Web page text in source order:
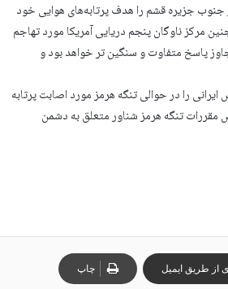
جنوب جزیره قشم را هدف پرتابه‌های هوایی خود
مرکز ناوگان پنجم دریایی آمریکا مورد تهاجم
پاسخ متفاوت و سنگین تر خواهد بود و
را در حوالی تنگه هرمز مورد اصابت پرتابه
مقررات تنگه هرمز شناور متعلق به دشمن
از طریق ایمیل چاپ